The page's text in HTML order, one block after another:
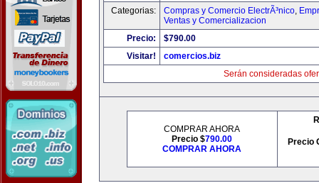
Categorias:
Compras y Comercio ElectrÃ³nico,
Ventas y Comercializacion
Precio:
$790.00
Visitar!
comercios.biz
Serán consideradas
COMPRAR AHORA
Precio $790.00
COMPRAR AHORA
Precio